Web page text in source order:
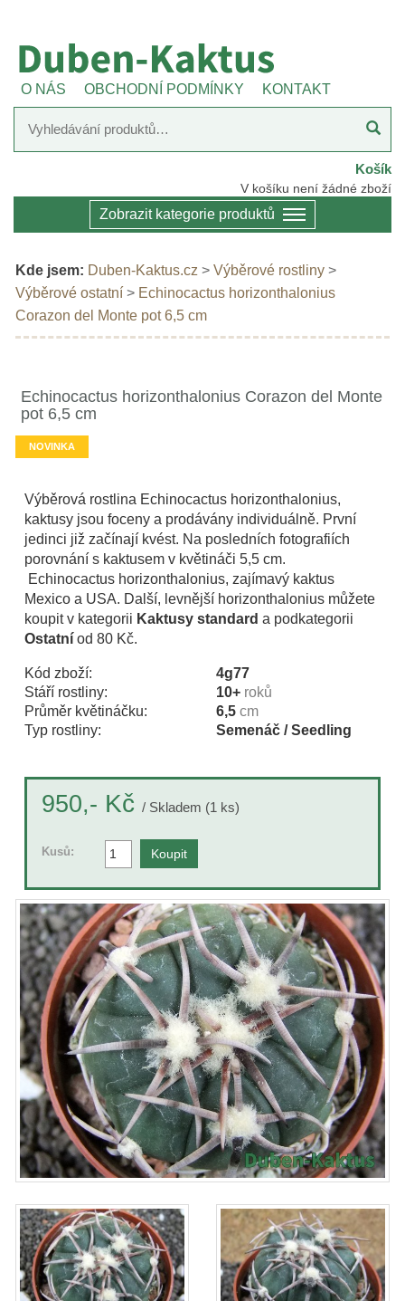
O NÁS OBCHODNÍ PODMÍNKY KONTAKT
Košík
V košíku není žádné zboží
Zobrazit kategorie produktů
Kde jsem: Duben-Kaktus.cz > Výběrové rostliny >
Výběrové ostatní > Echinocactus horizonthalonius
Corazon del Monte pot 6,5 cm
Echinocactus horizonthalonius Corazon del Monte
pot 6,5 cm
NOVINKA
Výběrová rostlina Echinocactus horizonthalonius,
kaktusy jsou foceny a prodávány individuálně. První
jedinci již začínají kvést. Na posledních fotografiích
porovnání s kaktusem v květináči 5,5 cm.
Echinocactus horizonthalonius, zajímavý kaktus
Mexico a USA. Další, levnější horizonthalonius můžete
koupit v kategorii Kaktusy standard a podkategorii
Ostatní od 80 Kč.
Kód zboží:
4g77
Stáří rostliny:
10+ roků
Průměr květináčku:
6,5 cm
Typ rostliny:
Semenáč / Seedling
950,- Kč / Skladem (1 ks)
Kusů: